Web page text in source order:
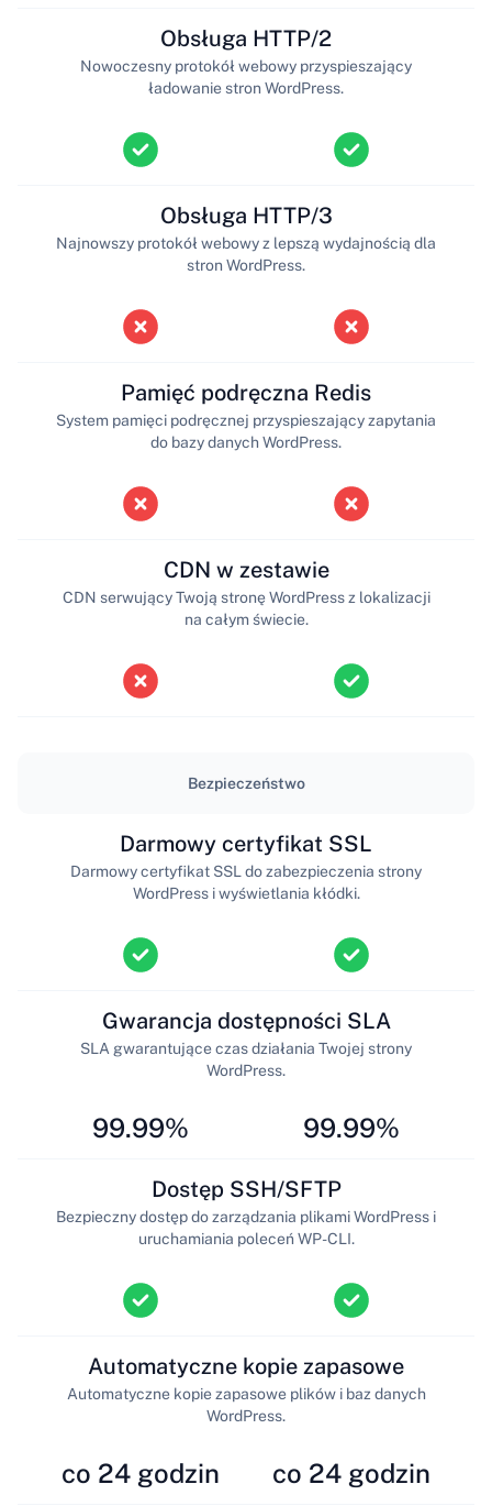
Obsługa HTTP/2
Nowoczesny protokół webowy przyspieszający
ładowanie stron WordPress.
Obsługa HTTP/3
Najnowszy protokół webowy z lepszą wydajnością dla
stron WordPress.
Pamięć podręczna Redis
System pamięci podręcznej przyspieszający zapytania
do bazy danych WordPress.
CDN w zestawie
CDN serwujący Twoją stronę WordPress z lokalizacji
na całym świecie.
Bezpieczeństwo
Darmowy certyfikat SSL
Darmowy certyfikat SSL do zabezpieczenia strony
WordPress i wyświetlania kłódki.
99.99%
Gwarancja dostępności SLA
SLA gwarantujące czas działania Twojej strony
WordPress.
99.99%
Dostęp SSH/SFTP
Bezpieczny dostęp do zarządzania plikami WordPress i
uruchamiania poleceń WP-CLI.
co 24 godzin
Automatyczne kopie zapasowe
Automatyczne kopie zapasowe plików i baz danych
WordPress.
co 24 godzin